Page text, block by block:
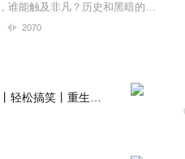
，挺好的反琼瑶模式没写好，
蒸汽与机械的浪潮中，谁能触及非凡？历史和黑暗的迷雾里，又是谁在耳语？我从诡秘中醒来，睁眼看见这个世界：枪械，大炮，巨舰，飞空艇，差分机；魔药，占卜，诅咒，倒吊人...
2070